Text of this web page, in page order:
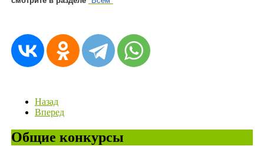
Назад
Вперед
Общие конкурсы